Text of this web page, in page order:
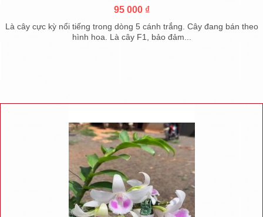
95 000 ₫
Là cây cực kỳ nổi tiếng trong dòng 5 cánh trắng. Cây đang bán theo
hình hoa. Là cây F1, bảo đảm...